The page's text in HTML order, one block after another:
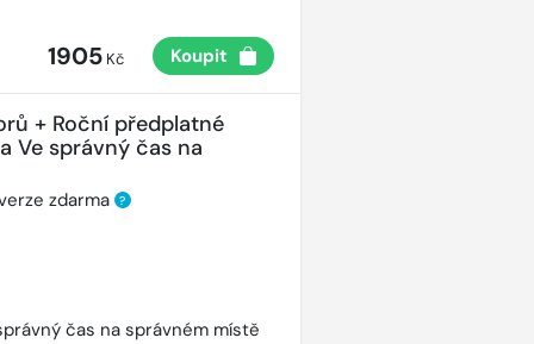
1905Kč Koupit
+ Roční předplatné
Ve správný čas na
zdarma ?
čas na správném místě